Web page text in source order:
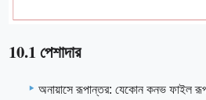
10.1 পেশাদার
অনায়াসে রূপান্তর: যেকোন কনভ ফাইল